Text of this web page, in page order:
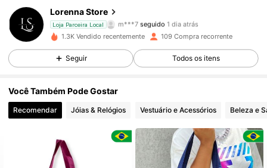
Lorenna Store
Loja Parceira Local m***7 seguido 1 dia atrás
386 Seguidores
386 Seguidores
4,87
386 Seguidores
1.3K Vendido recentemente 109 Compra recorrente
Seguir Todos os itens
Você Também Pode Gostar
Recomendar Jóias & Relógios Vestuário e Acessórios Beleza e